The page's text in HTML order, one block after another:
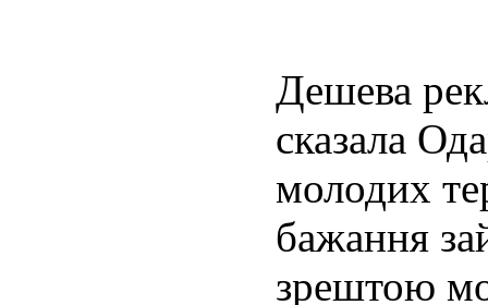
Дешева
сказала
молодих
бажання
зрештою